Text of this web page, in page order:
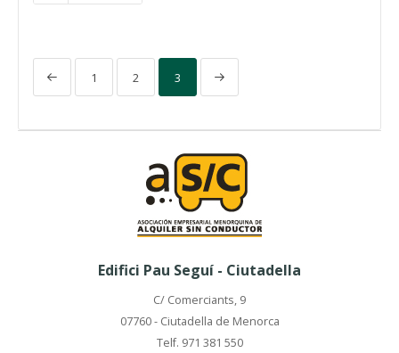
1 2 3
Edifici Pau Seguí - Ciutadella
C/ Comerciants, 9
07760 - Ciutadella de Menorca
Telf. 971 381 550